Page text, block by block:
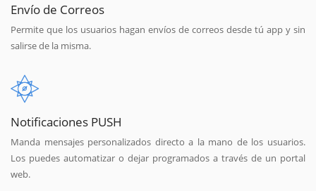
Envío de Correos
Permite que los usuarios hagan envíos de correos desde tú app y sin
salirse de la misma.
Notificaciones PUSH
Manda mensajes personalizados directo a la mano de los usuarios.
Los puedes automatizar o dejar programados a través de un portal
web.